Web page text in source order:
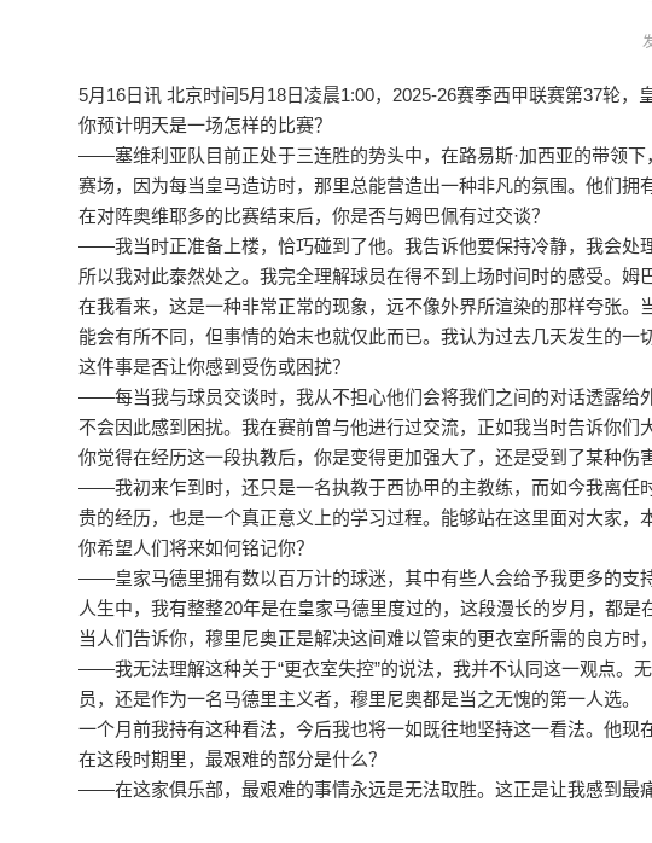
5月16日讯 北京时间5月18日凌晨1:00，2025-26赛季西甲联赛第37轮
你预计明天是一场怎样的比赛？
——塞维利亚队目前正处于三连胜的势头中，在路易斯·加西亚的带领
赛场，因为每当皇马造访时，那里总能营造出一种非凡的氛围。他们拥
在对阵奥维耶多的比赛结束后，你是否与姆巴佩有过交谈？
——我当时正准备上楼，恰巧碰到了他。 我告诉他要保持冷静，我会处
所以我对此泰然处之。我完全理解球员在得不到上场时间时的感受。姆
在我看来，这是一种非常正常的现象，远不像外界所渲染的那样夸张
能会有所不同，但事情的始末也就仅此而已。我认为过去几天发生的
这件事是否让你感到受伤或困扰？
——每当我与球员交谈时，我从不担心他们会将我们之间的对话透露给
不会因此感到困扰。我在赛前曾与他进行过交流，正如我当时告诉你们
你觉得在经历这一段执教后，你是变得更加强大了，还是受到了某种伤
——我初来乍到时，还只是一名执教于西协甲的主教练，而如今我离任
贵的经历，也是一个真正意义上的学习过程。能够站在这里面对大家，
你希望人们将来如何铭记你？
——皇家马德里拥有数以百万计的球迷，其中有些人会给予我更多的支
人生中，我有整整20年是在皇家马德里度过的，这段漫长的岁月，都是
当人们告诉你，穆里尼奥正是解决这间难以管束的更衣室所需的良方时
——我无法理解这种关于“更衣室失控”的说法，我并不认同这一观点。
员，还是作为一名马德里主义者，穆里尼奥都是当之无愧的第一人选。
一个月前我持有这种看法，今后我也将一如既往地坚持这一看法。他现
在这段时期里，最艰难的部分是什么？
——在这家俱乐部，最艰难的事情永远是无法取胜。这正是让我感到最